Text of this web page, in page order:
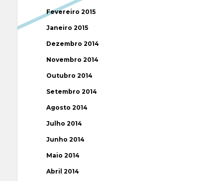
Fevereiro 2015
Janeiro 2015
Dezembro 2014
Novembro 2014
Outubro 2014
Setembro 2014
Agosto 2014
Julho 2014
Junho 2014
Maio 2014
Abril 2014